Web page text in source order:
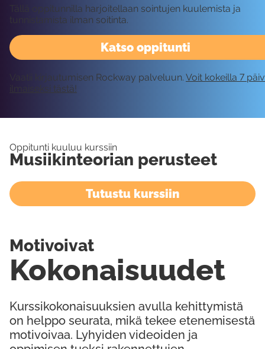
Katso oppitunti
Tällä oppitunnilla harjoitellaan sointujen kuulemista ja
tunnistamista ilman soitinta.
Vaatii kirjautumisen Rockway palveluun. Voit kokeilla 7
ilmaiseksi tästä!
Oppitunti kuuluu kurssiin
Musiikinteorian perusteet
Tutustu kurssiin
Kurssikokonaisuuksien avulla kehittymistä
on helppo seurata, mikä tekee etenemisestä
motivoivaa. Lyhyiden videoiden ja
Kokonaisuudet
Motivoivat